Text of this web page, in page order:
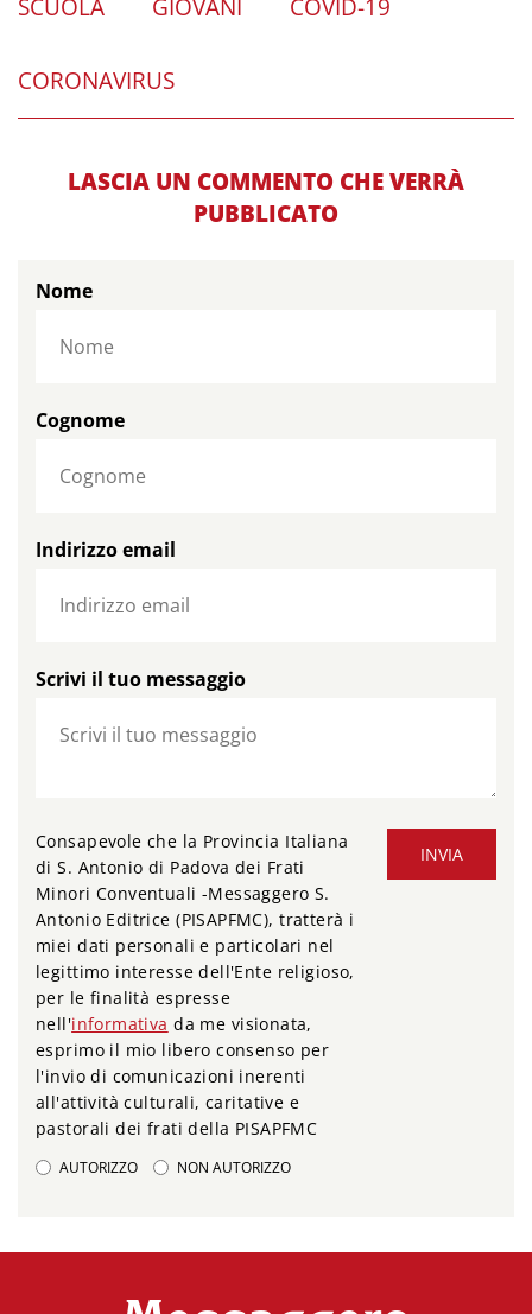
SCUOLA GIOVANI COVID-19
CORONAVIRUS
LASCIA UN COMMENTO CHE VERRÀ
PUBBLICATO
Nome
Cognome
Indirizzo email
Scrivi il tuo messaggio
INVIA
Consapevole che la Provincia Italiana
di S. Antonio di Padova dei Frati
Minori Conventuali -Messaggero S.
Antonio Editrice (PISAPFMC), tratterà i
miei dati personali e particolari nel
legittimo interesse dell'Ente religioso,
per le finalità espresse
nell'informativa da me visionata,
esprimo il mio libero consenso per
l'invio di comunicazioni inerenti
all'attività culturali, caritative e
pastorali dei frati della PISAPFMC
AUTORIZZO NON AUTORIZZO